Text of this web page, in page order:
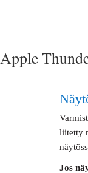
Apple
liitetty
Jos